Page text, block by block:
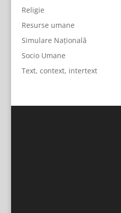
Religie
Resurse umane
Simulare Națională
Socio Umane
Text, context, intertext